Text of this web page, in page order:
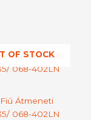
OF STOCK
Átmeneti
068-402LN
Ennek
a